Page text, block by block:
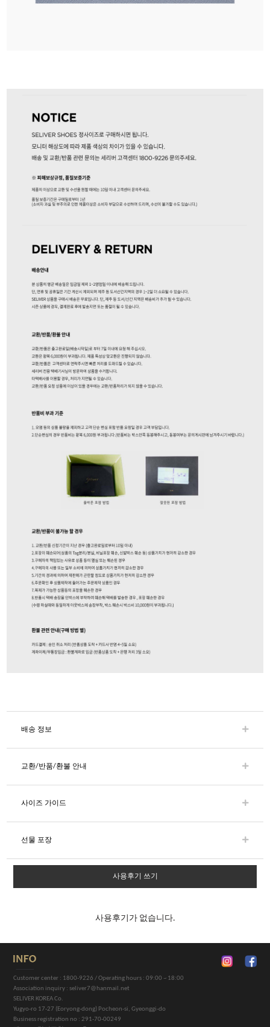
배송 정보
교환/반품/환불 안내
사이즈 가이드
선물 포장
사용후기 쓰기
사용후기가 없습니다.
Customer center : 1800-9226 / Operating hours : 09:00 ~ 18:00
Association inquiry : seliver7@hanmail.net
SELIVER KOREA Co.
Yugyo-ro 17-27 (Eoryong-dong) Pocheon-si, Gyeonggi-do
Business registration no : 291-70-00249